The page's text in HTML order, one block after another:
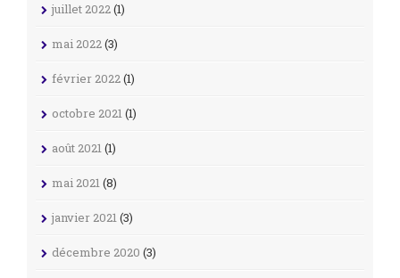
juillet 2022(1)
mai 2022(3)
février 2022(1)
octobre 2021(1)
août 2021(1)
mai 2021(8)
janvier 2021(3)
décembre 2020 (3)